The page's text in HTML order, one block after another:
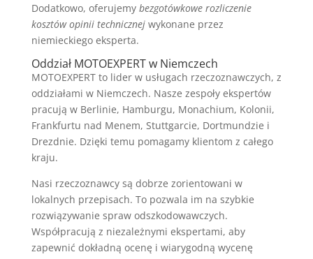
Dodatkowo, oferujemy bezgotówkowe rozliczenie
kosztów opinii technicznejwykonane przez
niemieckiego eksperta.
Oddział MOTOEXPERT w Niemczech
MOTOEXPERT to lider w usługach rzeczoznawczych, z
oddziałami w Niemczech. Nasze zespoły ekspertów
pracują w Berlinie, Hamburgu, Monachium, Kolonii,
Frankfurtu nad Menem, Stuttgarcie, Dortmundzie i
Drezdnie. Dzięki temu pomagamy klientom z całego
kraju.
Nasi rzeczoznawcy są dobrze zorientowani w
lokalnych przepisach. To pozwala im na szybkie
rozwiązywanie spraw odszkodowawczych.
Współpracują z niezależnymi ekspertami, aby
zapewnić dokładną ocenę i wiarygodną wycenę